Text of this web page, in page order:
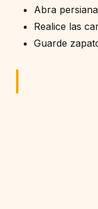
Abra
Realice las
Guarde